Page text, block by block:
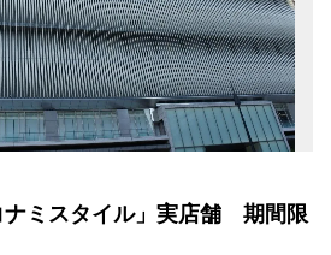
ナミスタイル」実店舗 期間限